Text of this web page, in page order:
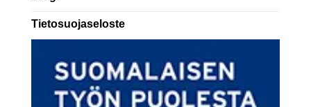
Tietosuojaseloste